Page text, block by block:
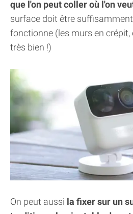
que l'on peut coller où l'on
surface doit être
fonctionne (les murs en crépit,
très bien !)
On peut aussi la fixer sur un